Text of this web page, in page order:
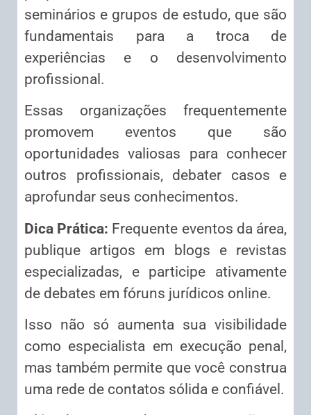
seminários e grupos de estudo, que são
fundamentais para a troca de
experiências e o desenvolvimento
profissional.
Essas organizações frequentemente
promovem eventos que são
oportunidades valiosas para conhecer
outros profissionais, debater casos e
aprofundar seus conhecimentos.
Dica Prática: Frequente eventos da área,
publique artigos em blogs e revistas
especializadas, e participe ativamente
de debates em fóruns jurídicos online.
Isso não só aumenta sua visibilidade
como especialista em execução penal,
mas também permite que você construa
uma rede de contatos sólida e confiável.